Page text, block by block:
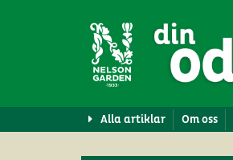
Alla artiklar Om oss